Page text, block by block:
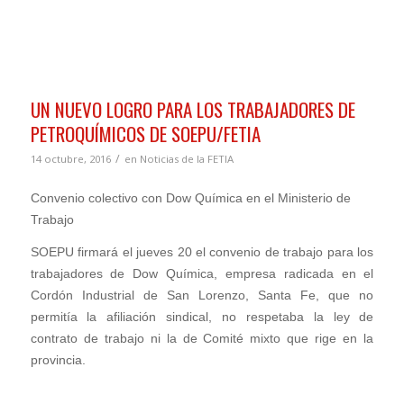
UN NUEVO LOGRO PARA LOS TRABAJADORES DE
PETROQUÍMICOS DE SOEPU/FETIA
14 octubre, 2016 / en Noticias de la FETIA
Convenio colectivo con Dow Química en el Ministerio de
Trabajo
SOEPU firmará el jueves 20 el convenio de trabajo para los
trabajadores de Dow Química, empresa radicada en el
Cordón Industrial de San Lorenzo, Santa Fe, que no
permitía la afiliación sindical, no respetaba la ley de
contrato de trabajo ni la de Comité mixto que rige en la
provincia.